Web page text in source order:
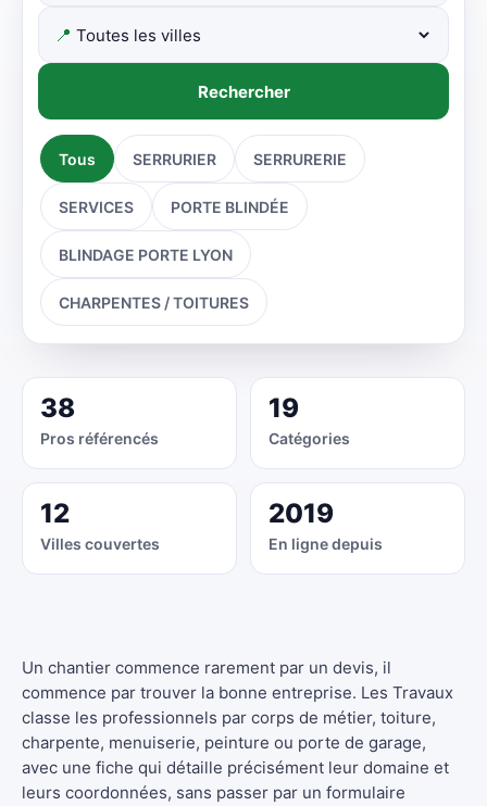
📍
Rechercher
Tous SERRURIER SERRURERIE
SERVICES PORTE BLINDÉE
BLINDAGE PORTE LYON
CHARPENTES / TOITURES
38
Pros référencés
19
Catégories
12
Villes couvertes
2019
En ligne depuis
Un chantier commence rarement par un devis, il
commence par trouver la bonne entreprise. Les Travaux
classe les professionnels par corps de métier, toiture,
charpente, menuiserie, peinture ou porte de garage,
avec une fiche qui détaille précisément leur domaine et
leurs coordonnées, sans passer par un formulaire